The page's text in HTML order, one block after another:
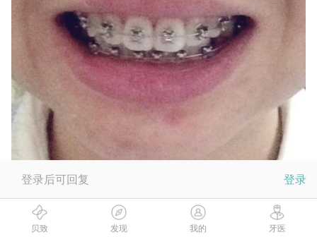
现在～
登录后可回复 登录
贝致 发现 我的 牙医